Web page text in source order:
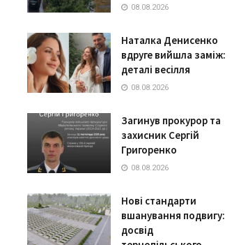
08.08.2026
Наталка Денисенко
вдруге вийшла заміж:
деталі весілля
08.08.2026
Загинув прокурор та
захисник Сергій
Григоренко
08.08.2026
Нові стандарти
вшанування подвигу:
досвід